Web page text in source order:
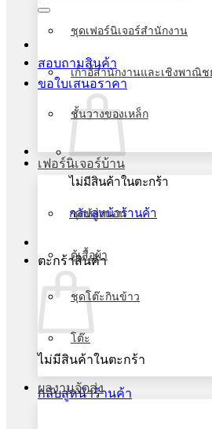
สอบถามสินค้า
ขอใบเสนอราคา
ไม่มีสินค้าในตะกร้า
กลับสู่หน้าร้านค้า
ตะกร้าสินค้า
ไม่มีสินค้าในตะกร้า
กลับสู่หน้าร้านค้า
ชุดเฟอร์นิเจอร์สำนักงาน
เก้าอี้สำนักงานและเชิงพาณิช
ชั้นวางของเหล็ก
เฟอร์นิเจอร์บ้าน
ชุดห้องนอน
ตู้เสื้อผ้า
ชุดโต๊ะกินข้าว
โต๊ะ
ผลงานจัดส่ง